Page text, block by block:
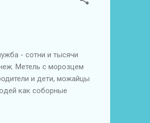
- сотни и тысячи
Метель с морозцем
и дети, можайцы
как соборные